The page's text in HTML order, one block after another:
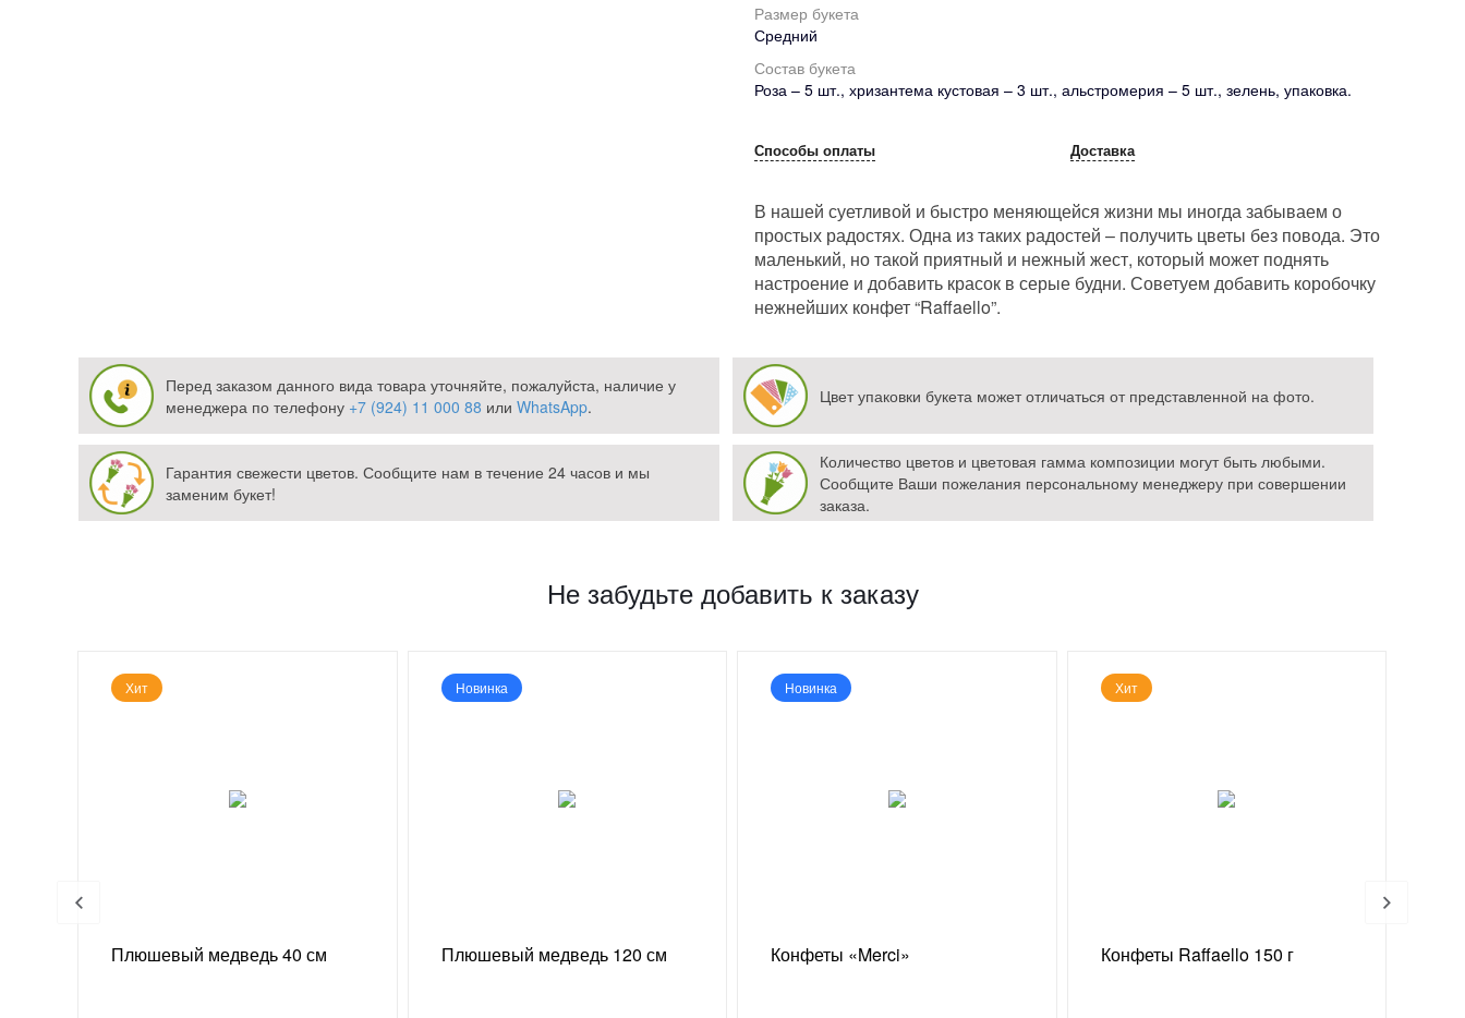
Размер букета
Средний
Состав букета
Роза – 5 шт., хризантема кустовая – 3 шт., альстромерия – 5 шт., зелень, упаковка.
Способы оплаты Доставка
В нашей суетливой и быстро меняющейся жизни мы иногда забываем о
простых радостях. Одна из таких радостей – получить цветы без повода. Это
маленький, но такой приятный и нежный жест, который может поднять
настроение и добавить красок в серые будни. Советуем добавить коробочку
нежнейших конфет “Raffaello”.
Перед заказом данного вида товара уточняйте, пожалуйста, наличие у
менеджера по телефону +7 (924) 11 000 88 или WhatsApp. Цвет упаковки букета может отличаться от представленной на фото.
Гарантия свежести цветов. Сообщите нам в течение 24 часов и мы
заменим букет!
Количество цветов и цветовая гамма композиции могут быть любыми.
Сообщите Ваши пожелания персональному менеджеру при совершении
заказа.
Не забудьте добавить к заказу
Хит
Плюшевый медведь 40 см
Новинка
Плюшевый медведь 120 см
Новинка
Конфеты «Merci»
Хит
Конфеты Raffaello 150 г